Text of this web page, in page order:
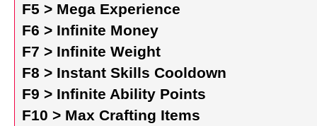
F5 > Mega Experience
F6 > Infinite Money
F7 > Infinite Weight
F8 > Instant Skills Cooldown
F9 > Infinite Ability Points
F10 > Max Crafting Items